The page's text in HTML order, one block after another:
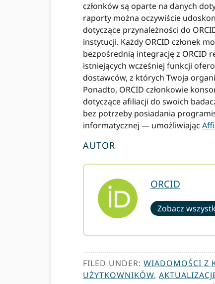
członków są oparte na danych
raporty można oczywiście
dotyczące przynależności do
instytucji. Każdy ORCID członek
bezpośrednią integrację z ORCID
istniejących wcześniej funkcji
dostawców, z których Twoja
Ponadto, ORCID członkowie
dotyczące afiliacji do swoich
bez potrzeby posiadania
informatycznej — umożliwiając
AUTOR
ORCID
Zobacz
FILED UNDER: WIADOMOŚCI Z
UŻYTKOWNIKÓW,